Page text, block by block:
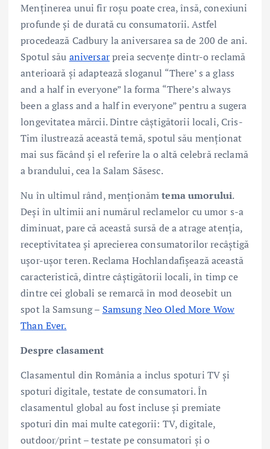
Menținerea unui fir roșu poate crea, însă, conexiuni
profunde și de durată cu consumatorii. Astfel
procedează Cadbury la aniversarea sa de 200 de ani.
Spotul său aniversarpreia secvențe dintr-o reclamă
anterioară și adaptează sloganul “There’ s a glass
and a half in everyone” la forma “There’s always
been a glass and a half in everyone” pentru a sugera
longevitatea mărcii. Dintre câștigătorii locali, Cris-
Tim ilustrează această temă, spotul său menționat
mai sus făcând și el referire la o altă celebră reclamă
a brandului, cea la Salam Săsesc.
Nu în ultimul rând, menționămtema umorului.
Deși în ultimii ani numărul reclamelor cu umor s-a
diminuat, pare că această sursă de a atrage atenția,
receptivitatea și aprecierea consumatorilor recâștigă
ușor-ușor teren. Reclama Hochlandafișează această
caracteristică, dintre câștigătorii locali, în timp ce
dintre cei globali se remarcă în mod deosebit un
spot la Samsung – Samsung Neo Oled More Wow
Than Ever.
Despre clasament
Clasamentul din România a inclus spoturi TV și
spoturi digitale, testate de consumatori. În
clasamentul global au fost incluse și premiate
spoturi din mai multe categorii: TV, digitale,
outdoor/print – testate pe consumatori și o